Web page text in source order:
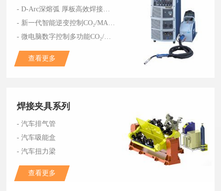
查看更多
焊接夹具系列
- 汽车排气管
- 汽车吸能盒
- 汽车扭力梁
查看更多